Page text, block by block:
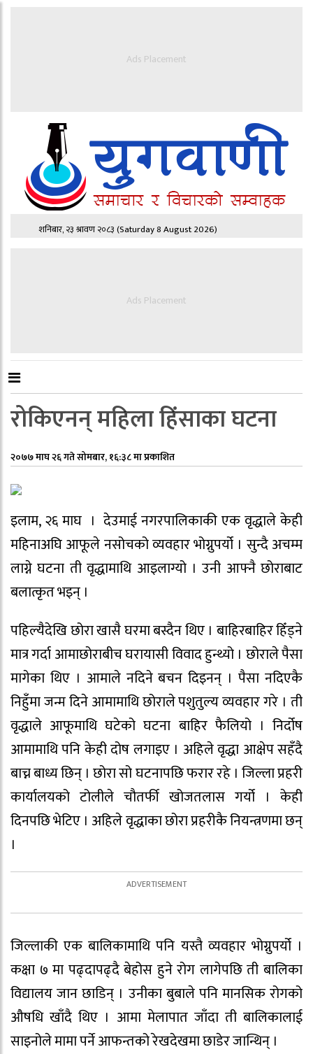
Ads Placement
शनिबार, २३ श्रावण २०८३(Saturday 8 August 2026)
Ads Placement
रोकिएनन् महिला हिंसाका घटना
२०७७ माघ २६ गते सोमबार, १६:३८ मा प्रकाशित
इलाम, २६ माघ । देउमाई नगरपालिकाकी एक वृद्धाले केही
महिनाअघि आफूले नसोचको व्यवहार भोग्नुपर्यो । सुन्दै अचम्म
लाग्ने घटना ती वृद्धामाथि आइलाग्यो । उनी आफ्नै छोराबाट
बलात्कृत भइन् ।
पहिल्यैदेखि छोरा खासै घरमा बस्दैन थिए । बाहिरबाहिर हिँड्ने
मात्र गर्दा आमाछोराबीच घरायासी विवाद हुन्थ्यो । छोराले पैसा
मागेका थिए । आमाले नदिने बचन दिइनन् । पैसा नदिएकै
निहुँमा जन्म दिने आमामाथि छोराले पशुतुल्य व्यवहार गरे । ती
वृद्धाले आफूमाथि घटेको घटना बाहिर फैलियो । निर्दोष
आमामाथि पनि केही दोष लगाइए । अहिले वृद्धा आक्षेप सहँदै
बाच्न बाध्य छिन् । छोरा सो घटनापछि फरार रहे । जिल्ला प्रहरी
कार्यालयको टोलीले चौतर्फी खोजतलास गर्यो । केही
दिनपछि भेटिए । अहिले वृद्धाका छोरा प्रहरीकै नियन्त्रणमा छन्
।
जिल्लाकी एक बालिकामाथि पनि यस्तै व्यवहार भोग्नुपर्यो ।
कक्षा ७ मा पढ्दापढ्दै बेहोस हुने रोग लागेपछि ती बालिका
विद्यालय जान छाडिन् । उनीका बुबाले पनि मानसिक रोगको
औषधि खाँदै थिए । आमा मेलापात जाँदा ती बालिकालाई
साइनोले मामा पर्ने आफन्तको रेखदेखमा छाडेर जान्थिन् ।